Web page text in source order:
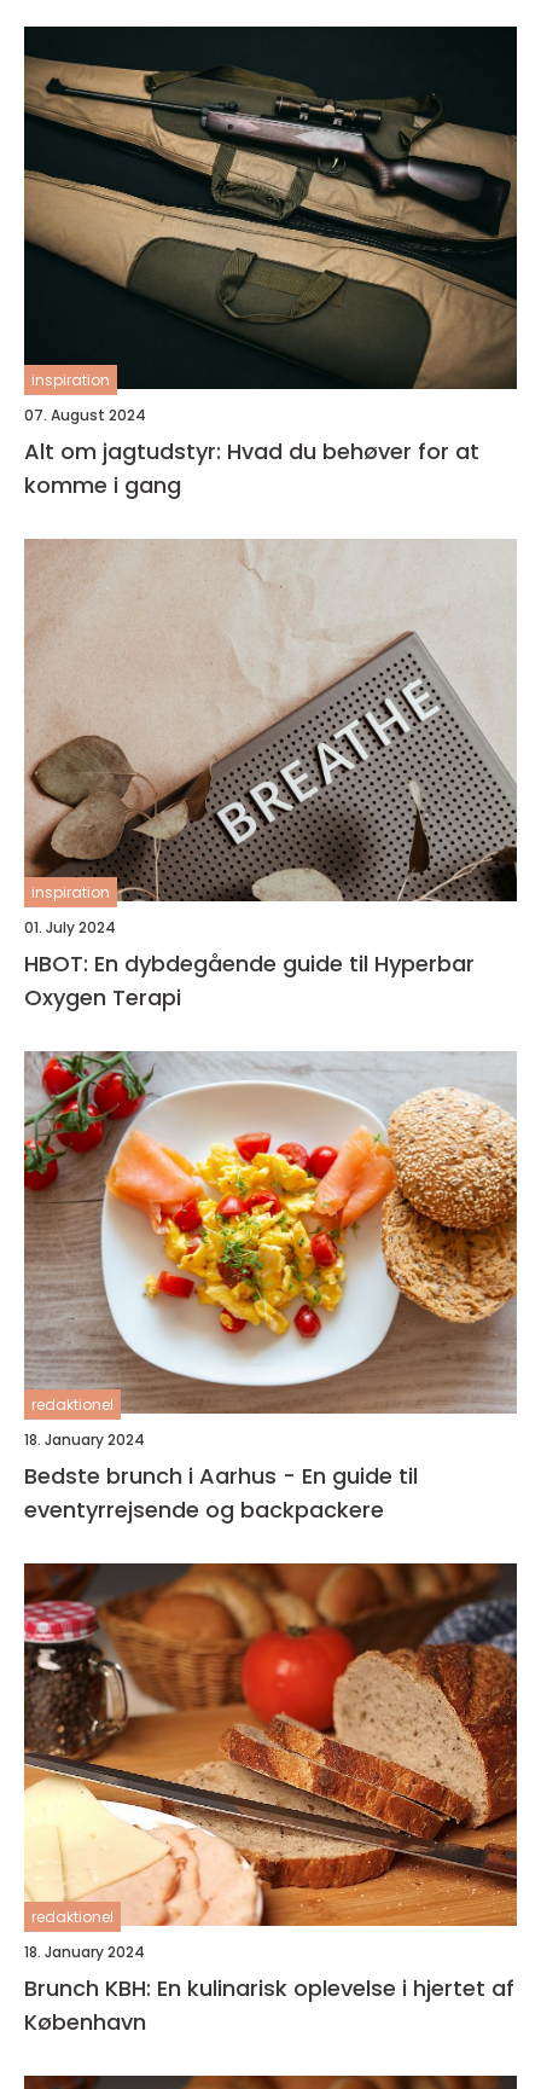
inspiration
07. August 2024
Alt om jagtudstyr: Hvad du behøver for at
komme i gang
inspiration
01. July 2024
HBOT: En dybdegående guide til Hyperbar
Oxygen Terapi
redaktionel
18. January 2024
Bedste brunch i Aarhus - En guide til
eventyrrejsende og backpackere
redaktionel
18. January 2024
Brunch KBH: En kulinarisk oplevelse i hjertet af
København